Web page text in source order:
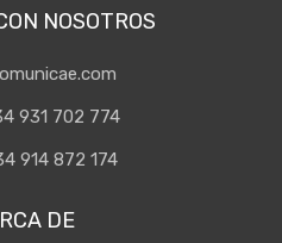
NOSOTROS
931 702 774
914 872 174
DE